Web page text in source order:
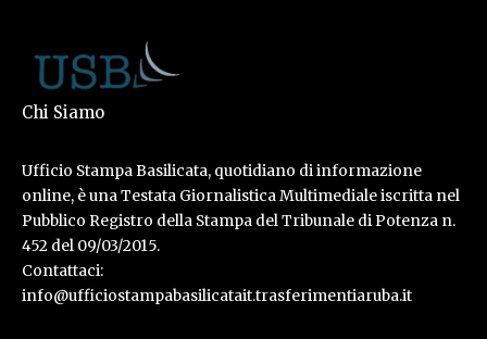
Chi Siamo
Ufficio Stampa Basilicata, quotidiano di informazione
online, è una Testata Giornalistica Multimediale iscritta nel
Pubblico Registro della Stampa del Tribunale di Potenza n.
452 del 09/03/2015.
Contattaci:
info@ufficiostampabasilicatait.trasferimentiaruba.it